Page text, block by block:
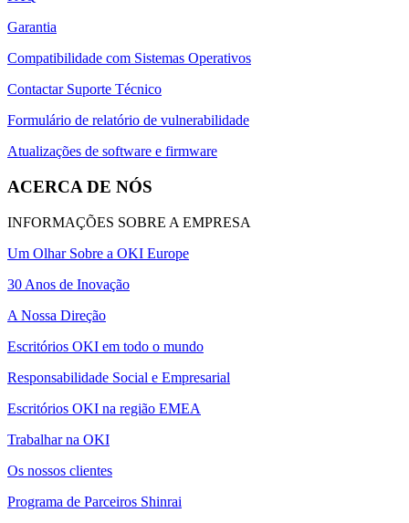
Garantia
Compatibilidade com Sistemas Operativos
Contactar Suporte Técnico
Formulário de relatório de vulnerabilidade
Atualizações de software e firmware
ACERCA DE NÓS
INFORMAÇÕES SOBRE A EMPRESA
Um Olhar Sobre a OKI Europe
30 Anos de Inovação
A Nossa Direção
Escritórios OKI em todo o mundo
Responsabilidade Social e Empresarial
Escritórios OKI na região EMEA
Trabalhar na OKI
Os nossos clientes
Programa de Parceiros Shinrai